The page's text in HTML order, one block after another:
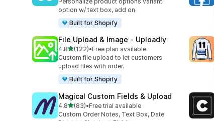
option w/ text box, add on
Built for Shopify
File Upload & Image ‑ Uploadly
4,8av 5 stjerner
(122)
Totalt 122 omtaler
•Free plan available
Custom file upload to let customers
upload files with order.
Built for Shopify
Magical Custom Fields & Upload
4,8av 5 stjerner
(83)
Totalt 83 omtaler
•Free trial available
Custom Order Notes, Text Box, Date